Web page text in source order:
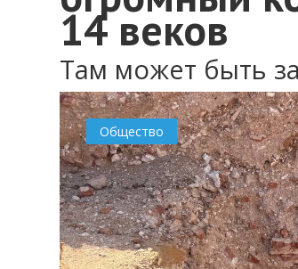
14 веков
Там может быть
Общество